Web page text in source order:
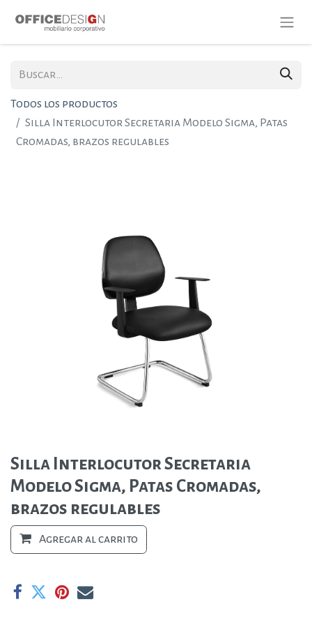
Todos los productos
Silla Interlocutor Secretaria Modelo Sigma, Patas
Cromadas, brazos regulables
Silla Interlocutor Secretaria
Modelo Sigma, Patas Cromadas,
brazos regulables
Agregar al carrito